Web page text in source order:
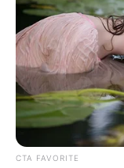
CTA FAVORITE